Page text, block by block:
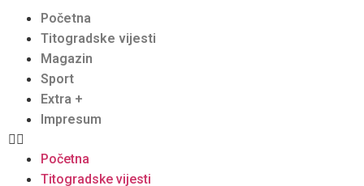
Početna
Titogradske vijesti
Magazin
Sport
Extra +
Impresum
Početna
Titogradske vijesti